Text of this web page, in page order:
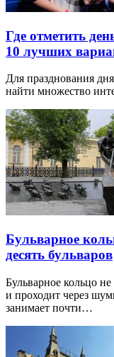
Где отметить
10 лучших
Для празднования
найти множество
Бульварное
десять бульваров
Бульварное кольцо
и проходит через
занимает почти…